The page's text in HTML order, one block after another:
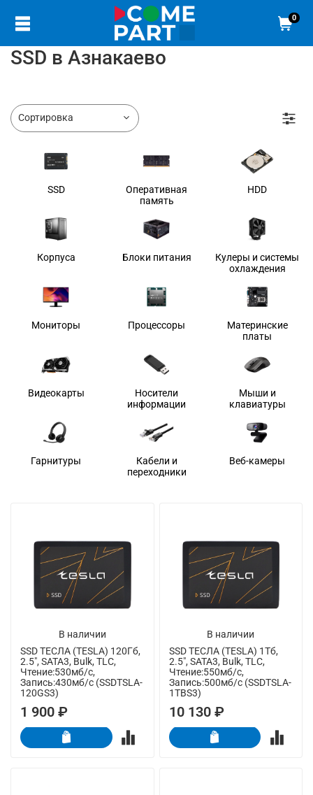
0
SSD в Азнакаево
SSD
Оперативная
память
HDD
Корпуса Блоки питания
Кулеры и системы
охлаждения
Мониторы Процессоры
Материнские
платы
Видеокарты
Носители
информации
Мыши и
клавиатуры
Гарнитуры
Кабели и
переходники
Веб-камеры
В наличии
SSD ТЕСЛА (TESLA) 120Гб,
2.5", SATA3, Bulk, TLC,
Чтение:530мб/с,
Запись:430мб/с (SSDTSLA-
120GS3)
1 900 ₽
В наличии
SSD ТЕСЛА (TESLA) 1Тб,
2.5", SATA3, Bulk, TLC,
Чтение:550мб/с,
Запись:500мб/с (SSDTSLA-
1TBS3)
10 130 ₽